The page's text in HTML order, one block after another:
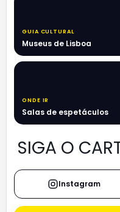
GUIA CULTURAL
Museus de Lisboa
ONDE IR
Salas de espetáculos
SIGA O
Instagram